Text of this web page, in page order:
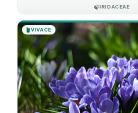
🍃IRIDACEAE
🪴VIVACE